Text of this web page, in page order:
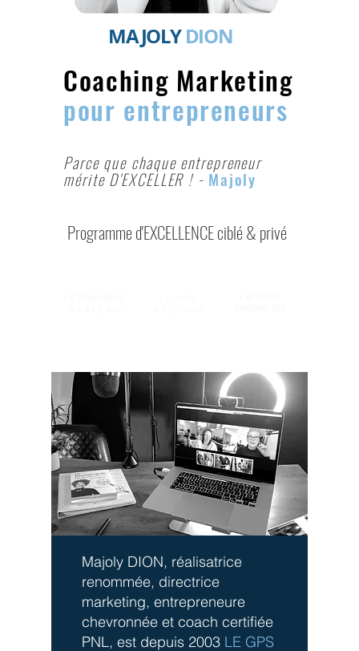
MAJOLYDION
Coaching Marketing
pour entrepreneurs
Parce que chaque entrepreneur
mérite D'EXCELLER ! - Majoly
Programme d'EXCELLENCE ciblé & privé
Majoly DION, réalisatrice
renommée, directrice
marketing, entrepreneure
chevronnée et coach certifiée
PNL, est depuis 2003 LE GPS